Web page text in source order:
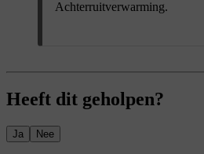
Achterruitverwarming.
Heeft dit geholpen?
Ja Nee